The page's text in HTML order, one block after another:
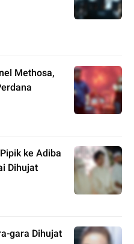
Methosa,
ke Adiba
Dihujat
gara Dihujat